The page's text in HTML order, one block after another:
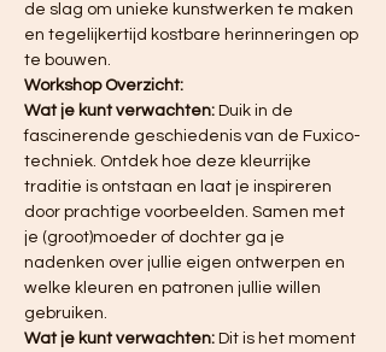
de slag om unieke kunstwerken te maken
en tegelijkertijd kostbare herinneringen op
te bouwen.
Workshop Overzicht:
Wat je kunt verwachten: Duik in de
fascinerende geschiedenis van de Fuxico-
techniek. Ontdek hoe deze kleurrijke
traditie is ontstaan en laat je inspireren
door prachtige voorbeelden. Samen met
je (groot)moeder of dochter ga je
nadenken over jullie eigen ontwerpen en
welke kleuren en patronen jullie willen
gebruiken.
Wat je kunt verwachten: Dit is het moment